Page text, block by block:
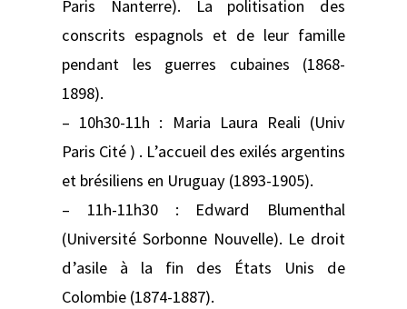
Paris Nanterre). La politisation des
conscrits espagnols et de leur famille
pendant les guerres cubaines (1868-
1898).
– 10h30-11h : Maria Laura Reali (Univ
Paris Cité ) . L’accueil des exilés argentins
et brésiliens en Uruguay (1893-1905).
– 11h-11h30 : Edward Blumenthal
(Université Sorbonne Nouvelle). Le droit
d’asile à la fin des États Unis de
Colombie (1874-1887).